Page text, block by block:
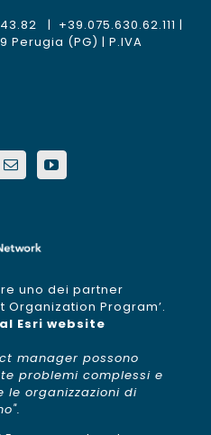
| +39.075.630.62.111 |
Perugia (PG) | P.IVA
uno dei partner
Organization Program’.
Esri website
manager possono
problemi complessi e
le organizzazioni di